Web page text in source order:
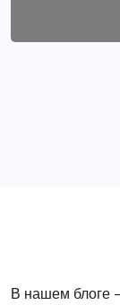
В нашем блоге